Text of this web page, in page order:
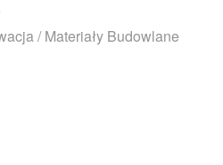
/ Materiały Budowlane